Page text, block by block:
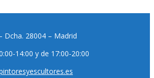
Dcha. 28004 – Madrid
14:00 y de 17:00-20:00